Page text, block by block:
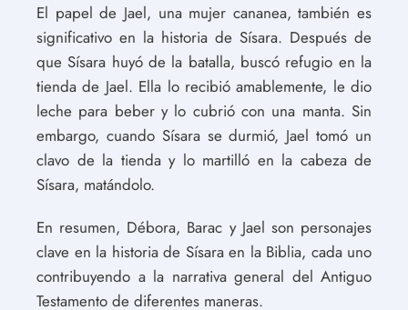
El papel de Jael, una mujer cananea, también es
significativo en la historia de Sísara. Después de
que Sísara huyó de la batalla, buscó refugio en la
tienda de Jael. Ella lo recibió amablemente, le dio
leche para beber y lo cubrió con una manta. Sin
embargo, cuando Sísara se durmió, Jael tomó un
clavo de la tienda y lo martilló en la cabeza de
Sísara, matándolo.
En resumen, Débora, Barac y Jael son personajes
clave en la historia de Sísara en la Biblia, cada uno
contribuyendo a la narrativa general del Antiguo
Testamento de diferentes maneras.